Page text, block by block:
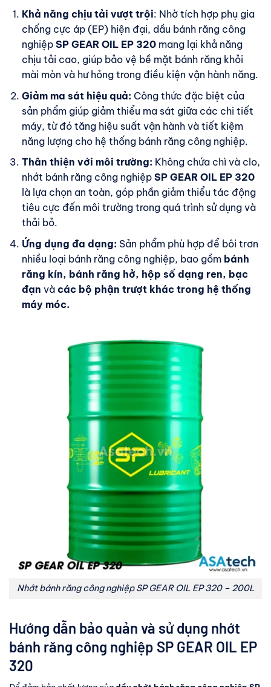
Khả năng chịu tải vượt trội: Nhờ tích hợp phụ gia
chống cực áp (EP) hiện đại, dầu bánh răng công
nghiệpSP GEAR OIL EP 320mang lại khả năng
chịu tải cao, giúp bảo vệ bề mặt bánh răng khỏi
mài mòn và hư hỏng trong điều kiện vận hành năng.
Giảm ma sát hiệu quả: Công thức đặc biệt của
sản phẩm giúp giảm thiểu ma sát giữa các chi tiết
máy, từ đó tăng hiệu suất vận hành và tiết kiệm
năng lượng cho hệ thống bánh răng công nghiệp.
Thân thiện với môi trường: Không chứa chì và clo,
nhớt bánh răng công nghiệp SP GEAR OIL EP 320
là lựa chọn an toàn, góp phần giảm thiểu tác động
tiêu cực đến môi trường trong quá trình sử dụng và
thải bỏ.
Ứng dụng đa dạng: Sản phẩm phù hợp để bôi trơn
nhiều loại bánh răng công nghiệp, bao gồm bánh
răng kín, bánh răng hở, hộp số dạng ren, bạc
đạn và các bộ phận trượt khác trong hệ thống
máy móc.
Nhớt bánh răng công nghiệp SP GEAR OIL EP 320 – 200L
Hướng dẫn bảo quản và sử dụng nhớt
bánh răng công nghiệp SP GEAR OIL EP
320